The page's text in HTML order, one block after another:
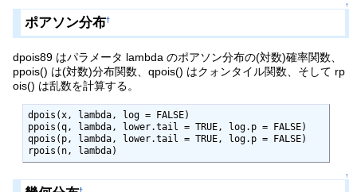
↑
ポアソン分布†
dpois89 はパラメータ lambda のポアソン分布の(対数)確率関数、
ppois() は(対数)分布関数、qpois() はクォンタイル関数、そして rp
ois() は乱数を計算する。
dpois(x, lambda, log = FALSE)
ppois(q, lambda, lower.tail = TRUE, log.p = FALSE)
qpois(p, lambda, lower.tail = TRUE, log.p = FALSE)
rpois(n, lambda)
↑
†